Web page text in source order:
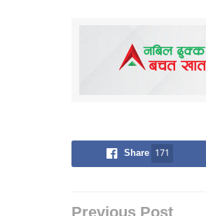
Share 171